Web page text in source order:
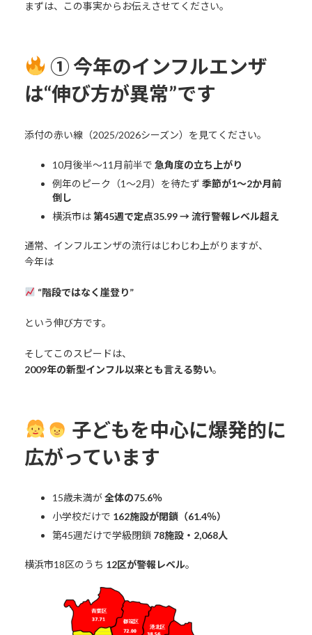
まずは、この事実からお伝えさせてください。
① 今年のインフルエンザ
は“伸び方が異常”です
添付の赤い線（2025/2026シーズン）を見てください。
10月後半〜11月前半で 急角度の立ち上がり
例年のピーク（1〜2月）を待たず 季節が1〜2か月前
倒し
横浜市は第45週で定点35.99 → 流行警報レベル超え
通常、インフルエンザの流行はじわじわ上がりますが、
今年は
“階段ではなく崖登り”
という伸び方です。
そしてこのスピードは、
2009年の新型インフル以来とも言える勢い。
子どもを中心に爆発的に
広がっています
15歳未満が全体の75.6％
小学校だけで 162施設が閉鎖（61.4％）
第45週だけで学級閉鎖 78施設・2,068人
横浜市18区のうち 12区が警報レベル。